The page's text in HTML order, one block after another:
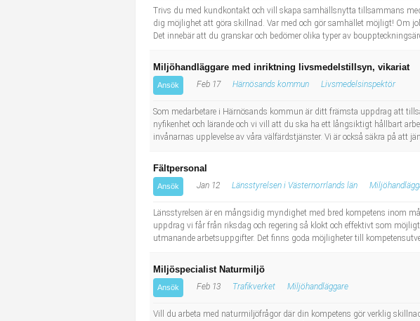
Sanering och renhållning
Informatör/Kommunikatör
Sjuksköterska, grundutbildad
Undersköterska, vård- o specialavd. o mottagning
Trivs du med kundkontakt och vill skapa samhällsnytta tillsammans
dig möjlighet att göra skillnad. Var med och gör samhället möjligt! Om
Det innebär att du granskar och bedömer olika typer av
Miljöhandläggare med inriktning livsmedelstillsyn, vikariat
Ansök Feb 17 Härnösands kommun Livsmedelsinspektör
Som medarbetare i Härnösands kommun är ditt främsta uppdrag att
nyfikenhet och lärande och vi vill att du ska ha ett långsiktigt hållbart
invånarnas upplevelse av våra välfärdstjänster. Vi är också säkra på att
Fältpersonal
Ansök Jan 12 Länsstyrelsen i Västernorrlands län
Länsstyrelsen är en mångsidig myndighet med bred kompetens inom
uppdrag vi får från riksdag och regering så klokt och effektivt som
utmanande arbetsuppgifter. Det finns goda möjligheter till
Miljöspecialist Naturmiljö
Ansök Feb 13 Trafikverket Miljöhandläggare
Vill du arbeta med naturmiljöfrågor där din kompetens gör verklig